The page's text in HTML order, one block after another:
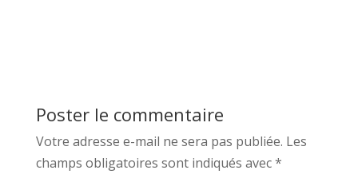
Poster le commentaire
Votre adresse e-mail ne sera pas publiée. Les
champs obligatoires sont indiqués avec*